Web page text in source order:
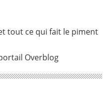
tout ce qui fait le piment
Overblog